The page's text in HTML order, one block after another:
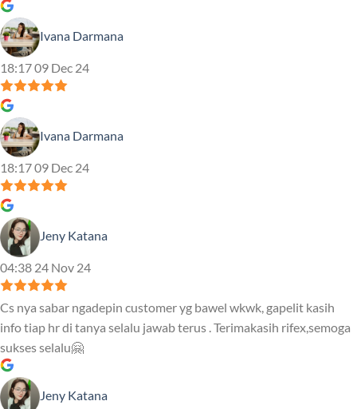
Ivana Darmana
18:17 09 Dec 24
Ivana Darmana
18:17 09 Dec 24
Jeny Katana
04:38 24 Nov 24
Cs nya sabar ngadepin customer yg bawel wkwk, gapelit kasih
info tiap hr di tanya selalu jawab terus . Terimakasih rifex,semoga
sukses selalu🤗
Jeny Katana